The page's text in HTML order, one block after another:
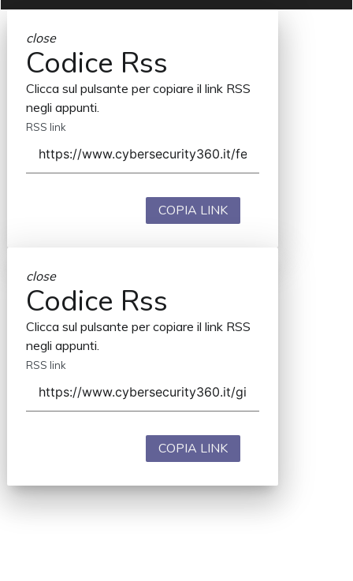
close
Codice Rss
Clicca sul pulsante per copiare il link RSS
negli appunti.
RSS link
COPIA LINK
close
Codice Rss
Clicca sul pulsante per copiare il link RSS
negli appunti.
RSS link
COPIA LINK